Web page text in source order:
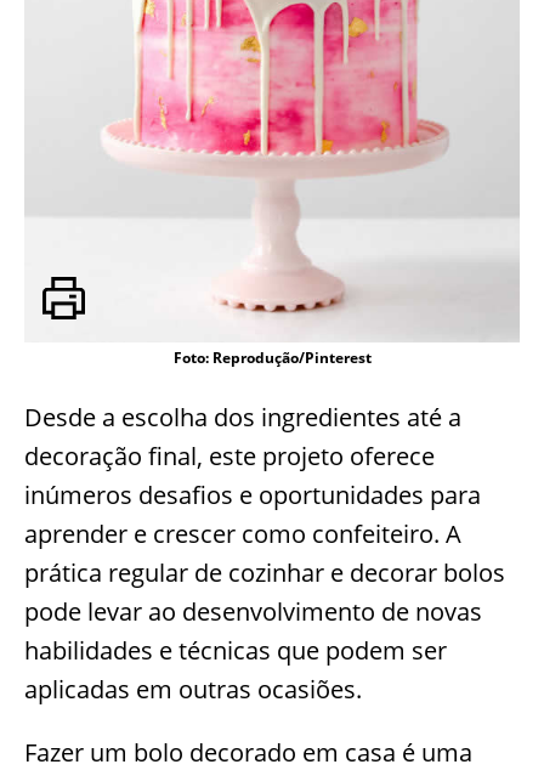
Foto: Reprodução/Pinterest
Desde a escolha dos ingredientes até a
decoração final, este projeto oferece
inúmeros desafios e oportunidades para
aprender e crescer como confeiteiro. A
prática regular de cozinhar e decorar bolos
pode levar ao desenvolvimento de novas
habilidades e técnicas que podem ser
aplicadas em outras ocasiões.
Fazer um bolo decorado em casa é uma